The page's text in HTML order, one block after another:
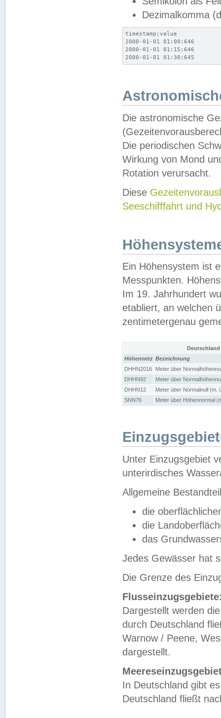
Dezimalkomma
timestamp;value
2000-01-01 01:00;646
2000-01-01 01:15;646
2000-01-01 01:30;645
Die astronomische
Die periodischen
Wirkung von Mond
Rotation verursacht.
Diese
Seeschifffahrt und
Ein Höhensystem ist
Messpunkten.
Im 19. Jahrhundert
etabliert, an welchen
zentimetergenau
Höhennetz Bezeichnung
DHHN2016
Meter über
DHHN92
Meter über
DHHN12
Meter über Normalnull (m.
SNN76
Meter über Höhennormal
Unter Einzugsgebiet
unterirdisches
Allgemeine
die
die
das
Jedes Gewässer hat
Die Grenze des
Dargestellt werden
durch Deutschland
Warnow / Peene,
dargestellt.
In Deutschland gibt
Deutschland fließt